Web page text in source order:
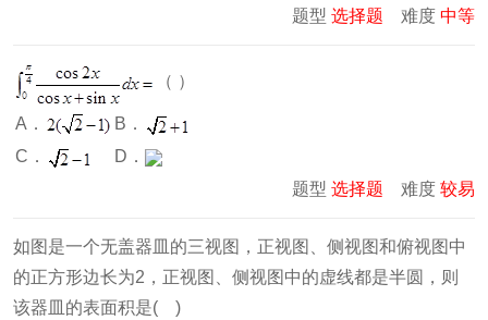
题型 选择题 难度 中等
（ ）
A．
B．
C．
D．
题型 选择题 难度 较易
如图是一个无盖器皿的三视图，正视图、侧视图和俯视图中
的正方形边长为2，正视图、侧视图中的虚线都是半圆，则
该器皿的表面积是( )